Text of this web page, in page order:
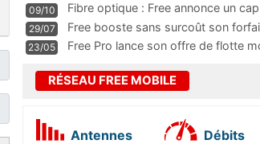
09/10
Fibre optique : Free annonce un
pass
29/07
Free booste sans surcoût son
23/05 Free Pro lance son offre de flotte
RÉSEAU FREE MOBILE
Antennes Débits